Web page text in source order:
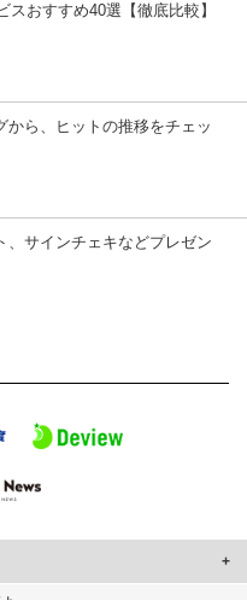
スおすすめ40選【徹底比較】
から、ヒットの推移をチェッ
、サインチェキなどプレゼン